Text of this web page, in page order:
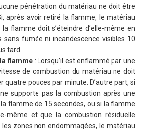
pénétration du matériau ne doit être
après avoir retiré la flamme, le matériau
la flamme doit s’éteindre d’elle-même en
sans fumée ni incandescence visibles 10
tard.
flamme : Lorsqu’il est enflammé par une
de combustion du matériau ne doit
quatre pouces par minute. D’autre part, si
supporte pas la combustion après une
flamme de 15 secondes, ou si la flamme
même et que la combustion résiduelle
les zones non endommagées, le matériau